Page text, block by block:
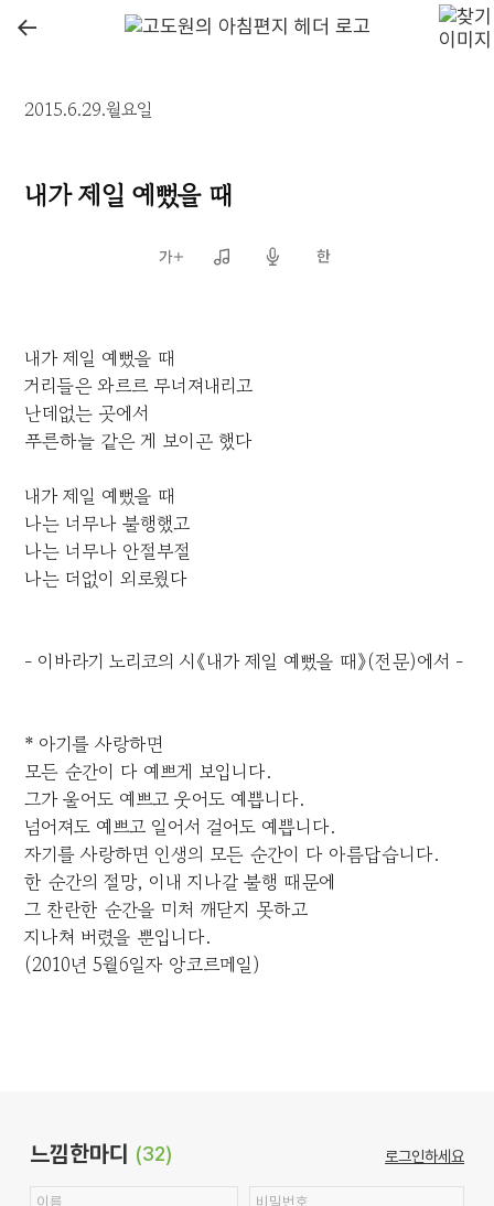
←
2015.6.29.월요일
내가 제일 예뻤을 때
내가 제일 예뻤을 때
거리들은 와르르 무너져내리고
난데없는 곳에서
푸른하늘 같은 게 보이곤 했다
내가 제일 예뻤을 때
나는 너무나 불행했고
나는 너무나 안절부절
나는 더없이 외로웠다
- 이바라기 노리코의 시《내가 제일 예뻤을 때》(전문)에서 -
* 아기를 사랑하면
모든 순간이 다 예쁘게 보입니다.
그가 울어도 예쁘고 웃어도 예쁩니다.
넘어져도 예쁘고 일어서 걸어도 예쁩니다.
자기를 사랑하면 인생의 모든 순간이 다 아름답습니다.
한 순간의 절망, 이내 지나갈 불행 때문에
그 찬란한 순간을 미처 깨닫지 못하고
지나쳐 버렸을 뿐입니다.
(2010년 5월6일자 앙코르메일)
느낌한마디 (32) 로그인하세요